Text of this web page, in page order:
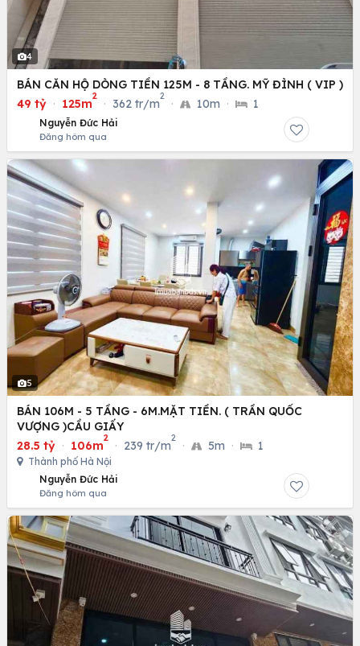
4
BÁN CĂN HỘ DÒNG TIỀN 125M - 8 TẦNG. MỸ ĐÌNH ( VIP )
49 tỷ · 125m
2
· 362 tr/m
2
· 10m · 1
Nguyễn Đức Hải
Đăng hôm qua
5
BÁN 106M - 5 TẦNG - 6M.MẶT TIỀN. ( TRẦN QUỐC
VƯỢNG )CẦU GIẤY
28.5 tỷ · 106m
2
· 239 tr/m
2
· 5m · 1
Thành phố Hà Nội
Nguyễn Đức Hải
Đăng hôm qua